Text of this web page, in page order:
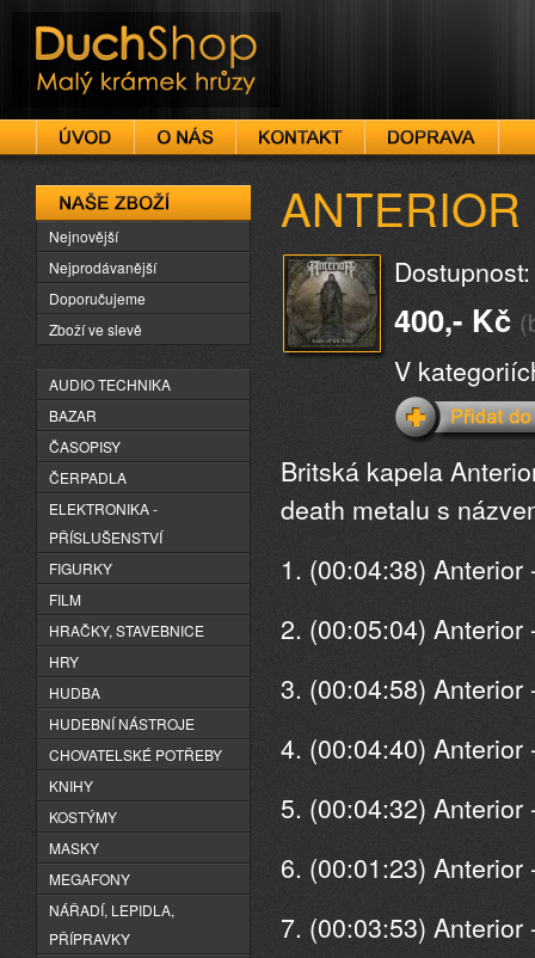
DuchShop
400,- Kč
V
Britská kapela
death metalu s
1. (00:04:38)
2. (00:05:04)
3. (00:04:58) Anterior
4. (00:04:40)
5. (00:04:32)
6. (00:01:23)
7. (00:03:53)
Naše zboží
Nejnovější
Nejprodávanější
Doporučujeme
Zboží ve slevě
AUDIO TECHNIKA
BAZAR
ČASOPISY
ČERPADLA
ELEKTRONIKA -
PŘÍSLUŠENSTVÍ
FIGURKY
FILM
HRAČKY, STAVEBNICE
HRY
HUDBA
HUDEBNÍ NÁSTROJE
CHOVATELSKÉ POTŘEBY
KNIHY
KOSTÝMY
MASKY
MEGAFONY
NÁŘADÍ, LEPIDLA,
PŘÍPRAVKY